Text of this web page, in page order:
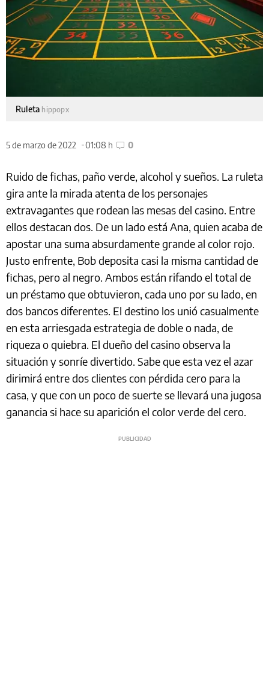
Ruleta hippopx
5 de marzo de 2022 01:08 h 0
Ruido de fichas, paño verde, alcohol y sueños. La ruleta
gira ante la mirada atenta de los personajes
extravagantes que rodean las mesas del casino. Entre
ellos destacan dos. De un lado está Ana, quien acaba de
apostar una suma absurdamente grande al color rojo.
Justo enfrente, Bob deposita casi la misma cantidad de
fichas, pero al negro. Ambos están rifando el total de
un préstamo que obtuvieron, cada uno por su lado, en
dos bancos diferentes. El destino los unió casualmente
en esta arriesgada estrategia de doble o nada, de
riqueza o quiebra. El dueño del casino observa la
situación y sonríe divertido. Sabe que esta vez el azar
dirimirá entre dos clientes con pérdida cero para la
casa, y que con un poco de suerte se llevará una jugosa
ganancia si hace su aparición el color verde del cero.